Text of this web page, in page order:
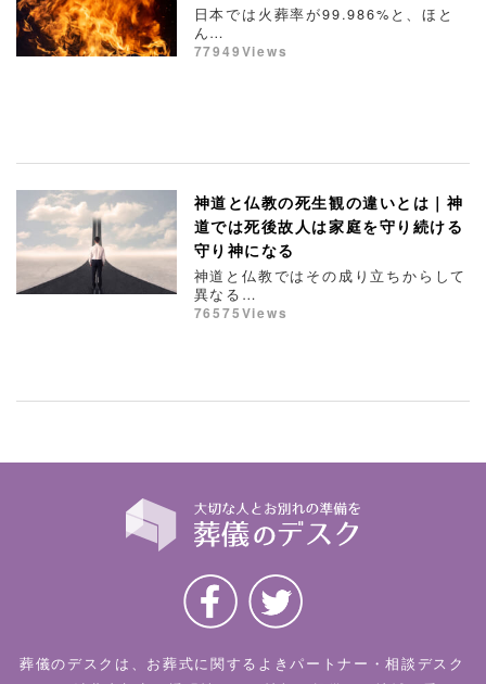
日本では火葬率が99.986%と、ほと
ん…
77949Views
神道と仏教の死生観の違いとは｜神
道では死後故人は家庭を守り続ける
守り神になる
神道と仏教ではその成り立ちからして
異なる…
76575Views
葬儀のデスクは、お葬式に関するよきパートナー・相談デスク